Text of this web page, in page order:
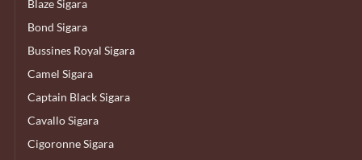
Blaze Sigara
Bond Sigara
Bussines Royal Sigara
Camel Sigara
Captain Black Sigara
Cavallo Sigara
Cigoronne Sigara